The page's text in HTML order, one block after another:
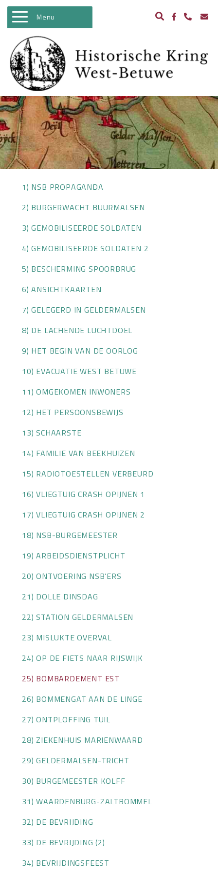
Menu
WELKOM
ACTIVITEITEN
NIEUWS
BIBLIOTHEEK
ARCHEOLOGIE
HISTORIE
BEELDBANK
KASTELEN IN WEST BETUWE
WO II
OVER HKWB
LID WORDEN
CONTACT
1) NSB PROPAGANDA
2) BURGERWACHT BUURMALSEN
3) GEMOBILISEERDE SOLDATEN
4) GEMOBILISEERDE SOLDATEN 2
5) BESCHERMING SPOORBRUG
6) ANSICHTKAARTEN
7) GELEGERD IN GELDERMALSEN
8) DE LACHENDE LUCHTDOEL
9) HET BEGIN VAN DE OORLOG
10) EVACUATIE WEST BETUWE
11) OMGEKOMEN INWONERS
12) HET PERSOONSBEWIJS
13) SCHAARSTE
14) FAMILIE VAN BEEKHUIZEN
15) RADIOTOESTELLEN VERBEURD
16) VLIEGTUIG CRASH OPIJNEN 1
17) VLIEGTUIG CRASH OPIJNEN 2
18) NSB-BURGEMEESTER
19) ARBEIDSDIENSTPLICHT
20) ONTVOERING NSB’ERS
21) DOLLE DINSDAG
22) STATION GELDERMALSEN
23) MISLUKTE OVERVAL
24) OP DE FIETS NAAR RIJSWIJK
25) BOMBARDEMENT EST
26) BOMMENGAT AAN DE LINGE
27) ONTPLOFFING TUIL
28) ZIEKENHUIS MARIENWAARD
29) GELDERMALSEN-TRICHT
30) BURGEMEESTER KOLFF
31) WAARDENBURG-ZALTBOMMEL
32) DE BEVRIJDING
33) DE BEVRIJDING (2)
34) BEVRIJDINGSFEEST